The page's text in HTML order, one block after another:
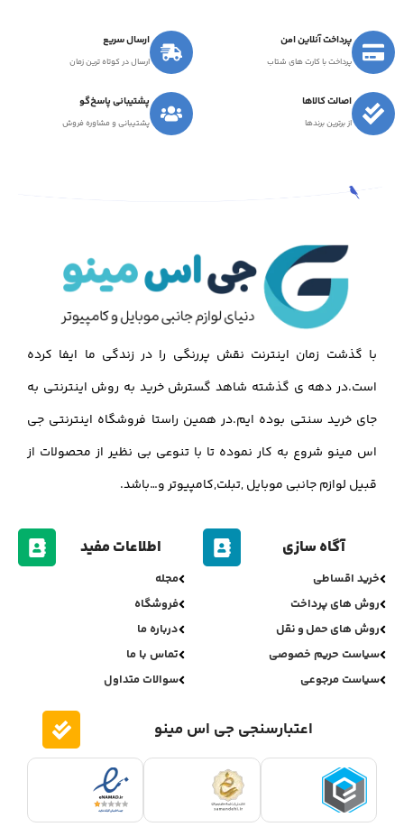
پرداخت آنلاین امن
پرداخت با کارت های شتاب
ارسال سریع
ارسال در کوتاه ترین زمان
اصالت کالاها
از برترین برندها
پشتیبانی پاسخ‌گو
پشتیبانی و مشاوره فروش
با گذشت زمان اینترنت نقش پررنگی را در زندگی ما ایفا کرده
است.در دهه ی گذشته شاهد گسترش خرید به روش اینترنتی به
جای خرید سنتی بوده ایم.در همین راستا فروشگاه اینترنتی جی
اس مینو شروع به کار نموده تا با تنوعی بی نظیر از محصولات از
قبیل لوازم جانبی موبایل ,تبلت,کامپیوتر و…باشد.
آگاه سازی
خرید اقساطی
روش های پرداخت
روش های حمل و نقل
سیاست حریم خصوصی
سیاست مرجوعی
اطلاعات مفید
مجله
فروشگاه
درباره ما
تماس با ما
سوالات متداول
اعتبارسنجی جی اس مینو